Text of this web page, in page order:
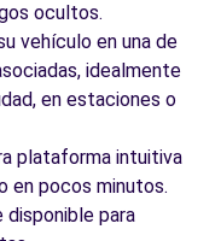
ocultos.
vehículo en una de
idealmente
en estaciones o
plataforma intuitiva
en pocos minutos.
para